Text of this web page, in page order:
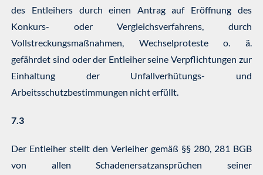
des Entleihers durch einen Antrag auf Eröffnung des
Konkurs- oder Vergleichsverfahrens, durch
Vollstreckungsmaßnahmen, Wechselproteste o. ä.
gefährdet sind oder der Entleiher seine Verpflichtungen zur
Einhaltung der Unfallverhütungs- und
Arbeitsschutzbestimmungen nicht erfüllt.
7.3
Der Entleiher stellt den Verleiher gemäß §§ 280, 281 BGB
von allen Schadenersatzansprüchen seiner